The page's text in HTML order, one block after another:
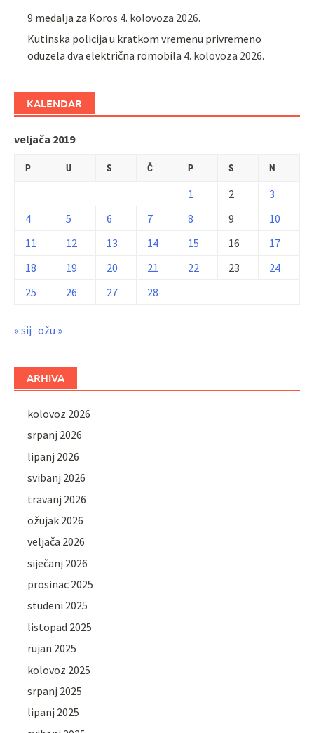
9 medalja za Koros 4. kolovoza 2026.
Kutinska policija u kratkom vremenu privremeno
oduzela dva električna romobila 4. kolovoza 2026.
KALENDAR
veljača 2019
P U S Č P S N
1 2
3
4
5 6 7 8 9
10
11
12 13 14 15 16
17
18
19 20 21 22 23
24
25
26 27 28
« sij ožu »
ARHIVA
kolovoz 2026
srpanj 2026
lipanj 2026
svibanj 2026
travanj 2026
ožujak 2026
veljača 2026
siječanj 2026
prosinac 2025
studeni 2025
listopad 2025
rujan 2025
kolovoz 2025
srpanj 2025
lipanj 2025